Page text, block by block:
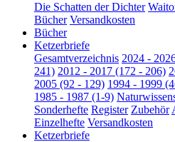
Die Schatten der Dichter
Bücher Versandkosten
Bücher
Ketzerbriefe
Gesamtverzeichnis 2024 -
241) 2012 - 2017 (172 - 206)
2005 (92 - 129) 1994 - 1999
1985 - 1987 (1-9)
Sonderhefte Register Zubehör
Einzelhefte Versandkosten
Ketzerbriefe